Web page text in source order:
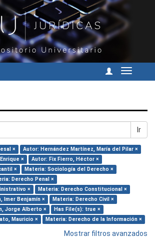
Cambiar
Ir
×
Autor: Hernández Martínez, María del Pilar ×
×
Autor: Fix Fierro, Héctor ×
×
Materia: Sociología del Derecho ×
Derecho Penal ×
×
Materia: Derecho Constitucional ×
Imer Benjamín ×
Materia: Derecho Civil ×
Jorge Alberto ×
Has File(s): true ×
Mauricio ×
Materia: Derecho de la Información ×
Mostrar filtros avanzados